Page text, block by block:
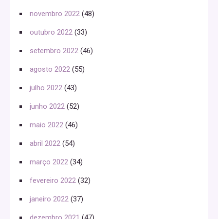
novembro 2022 (48)
outubro 2022 (33)
setembro 2022 (46)
agosto 2022 (55)
julho 2022 (43)
junho 2022 (52)
maio 2022 (46)
abril 2022 (54)
março 2022 (34)
fevereiro 2022 (32)
janeiro 2022 (37)